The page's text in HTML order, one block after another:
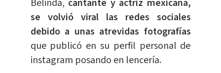
Belinda, cantante y actriz mexicana,
se volvió viral las redes sociales
debido a unas atrevidas fotografías
que publicó en su perfil personal de
instagram posando en lencería.